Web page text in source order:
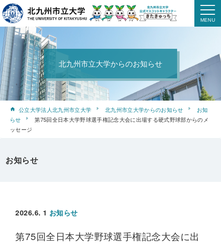
北九州市立大学からのお知らせ
公立大学法人北九州市立大学 北九州市立大学からのお知らせ
お知
らせ
第75回全日本大学野球選手権記念大会に出場する硬式野球部からのメ
ッセージ
お知らせ
2026.6. 1 お知らせ
第75回全日本大学野球選手権記念大会に出